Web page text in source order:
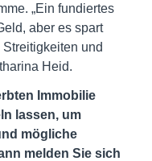
„Ein fundiertes
aber es spart
und
Heid.
Immobilie
lassen, um
mögliche
melden Sie sich